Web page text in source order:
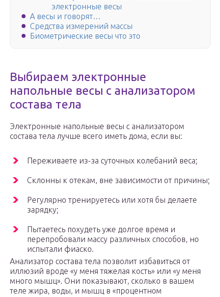
электронные весы
А весы и говорят…
Средства измерений массы
Биометрические весы что это
Выбираем электронные
напольные весы с анализатором
состава тела
Электронные напольные весы с анализатором
состава тела лучше всего иметь дома, если вы:
Переживаете из-за суточных колебаний веса;
Склонны к отекам, вне зависимости от причины;
Регулярно тренируетесь или хотя бы делаете
зарядку;
Пытаетесь похудеть уже долгое время и
перепробовали массу различных способов, но
испытали фиаско.
Анализатор состава тела позволит избавиться от
иллюзий вроде «у меня тяжелая кость» или «у меня
много мышц». Они показывают, сколько в вашем
теле жира, воды, и мышц в «процентном